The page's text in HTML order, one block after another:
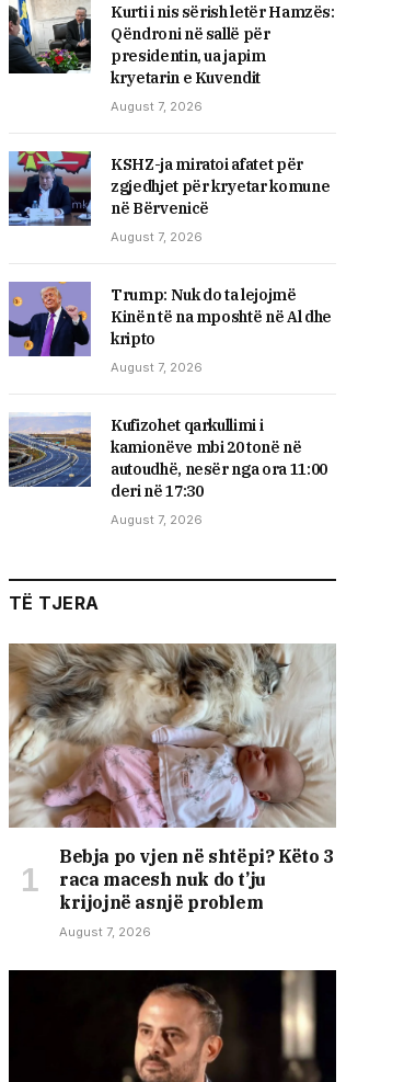
​Kurti i nis sërish letër Hamzës:
Qëndroni në sallë për
presidentin, ua japim
kryetarin e Kuvendit
August 7, 2026
KSHZ-ja miratoi afatet për
zgjedhjet për kryetar komune
në Bërvenicë
August 7, 2026
Trump: Nuk do ta lejojmë
Kinën të na mposhtë në Al dhe
kripto
August 7, 2026
Kufizohet qarkullimi i
kamionëve mbi 20 tonë në
autoudhë, nesër nga ora 11:00
deri në 17:30
August 7, 2026
TË TJERA
Bebja po vjen në shtëpi? Këto 3
raca macesh nuk do t’ju
krijojnë asnjë problem
August 7, 2026